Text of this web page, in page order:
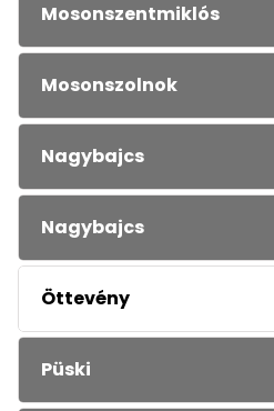
Mosonszentmiklós
Mosonszolnok
Nagybajcs
Nagybajcs
Öttevény
Püski